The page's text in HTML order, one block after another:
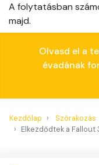
A folytatásban
majd.
Olvasd el a
évadának
Kezdőlap
Szórakozás
Elkezdődtek a Fallout